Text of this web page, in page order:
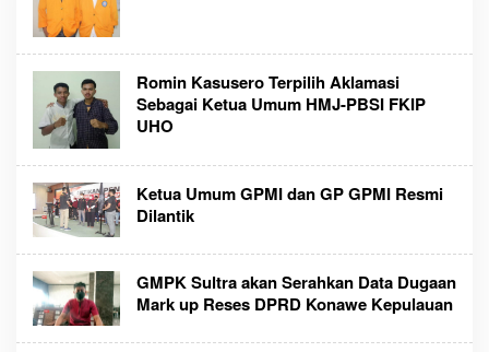
Romin Kasusero Terpilih Aklamasi
Sebagai Ketua Umum HMJ-PBSI FKIP
UHO
Ketua Umum GPMI dan GP GPMI Resmi
Dilantik
GMPK Sultra akan Serahkan Data Dugaan
Mark up Reses DPRD Konawe Kepulauan